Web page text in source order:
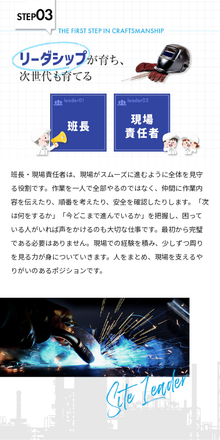
班長・現場責任者は、現場がスムーズに進むように全体を見守
る役割です。作業を一人で全部やるのではなく、仲間に作業内
容を伝えたり、順番を考えたり、安全を確認したりします。「次
は何をするか」「今どこまで進んでいるか」を把握し、困って
いる人がいれば声をかけるのも大切な仕事です。最初から完璧
である必要はありません。現場での経験を積み、少しずつ周り
を見る力が身についていきます。人をまとめ、現場を支えるや
りがいのあるポジションです。